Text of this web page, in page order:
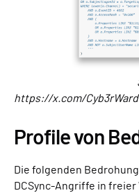
https://x.com/
Profile von
Die folgenden
DCSync-Angriffe in